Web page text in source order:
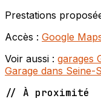
Prestations
Accès : Google
Voir aussi : garages
Garage dans Seine-
// À proximité